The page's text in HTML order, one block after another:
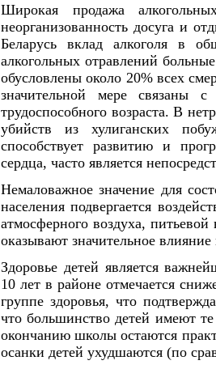
Широкая продажа
неорганизованность досуга и
Беларусь вклад алкоголя в
алкогольных отравлений
обусловлены около 20% всех
значительной мере связаны
трудоспособного возраста. В
убийств из хулиганских
способствует развитию и
сердца, часто является
Немаловажное значение для
населения подвергается
атмосферного воздуха,
оказывают значительное
Здоровье детей является
10 лет в районе отмечается
группе здоровья, что
что большинство детей имеют
окончанию школы остаются
осанки детей ухудшаются (по